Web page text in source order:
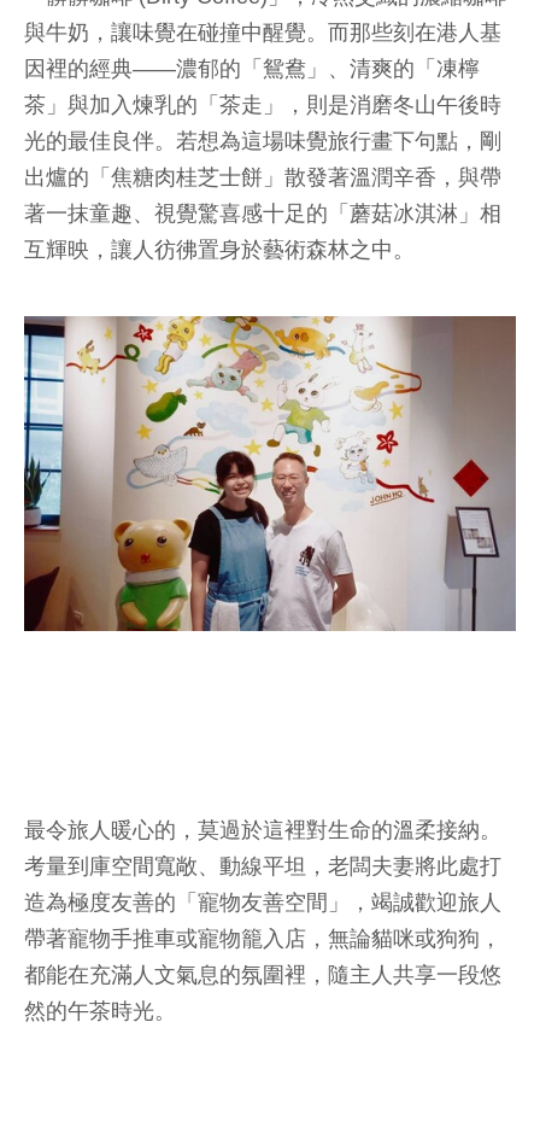
與牛奶，讓味覺在碰撞中醒覺。而那些刻在港人基
因裡的經典——濃郁的「鴛鴦」、清爽的「凍檸
茶」與加入煉乳的「茶走」，則是消磨冬山午後時
光的最佳良伴。若想為這場味覺旅行畫下句點，剛
出爐的「焦糖肉桂芝士餅」散發著溫潤辛香，與帶
著一抹童趣、視覺驚喜感十足的「蘑菇冰淇淋」相
互輝映，讓人彷彿置身於藝術森林之中。
最令旅人暖心的，莫過於這裡對生命的溫柔接納。
考量到庫空間寬敞、動線平坦，老闆夫妻將此處打
造為極度友善的「寵物友善空間」，竭誠歡迎旅人
帶著寵物手推車或寵物籠入店，無論貓咪或狗狗，
都能在充滿人文氣息的氛圍裡，隨主人共享一段悠
然的午茶時光。